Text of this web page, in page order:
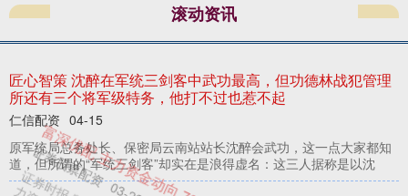
滚动资讯
匠心智策 沈醉在军统三剑客中武功最高，但功德林战犯管理
所还有三个将军级特务，他打不过也惹不起
仁信配资 04-15
原军统局总务处长、保密局云南站站长沈醉会武功，这一点大家都知
道，但所谓的“军统三剑客”却实在是浪得虚名：这三人据称是以沈